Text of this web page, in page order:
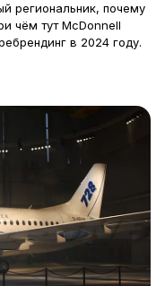
региональник, почему
чём тут McDonnell
в 2024 году.